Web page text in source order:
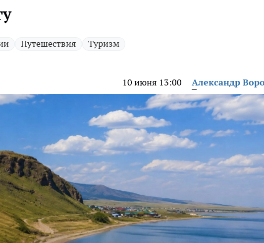
Путешествия Туризм
10 июня 13:00 Александр